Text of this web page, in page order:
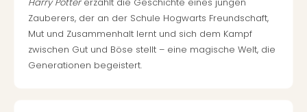
Zauberers, der an der Schule Hogwarts Freundschaft,
Mut und Zusammenhalt lernt und sich dem Kampf
zwischen Gut und Böse stellt – eine magische Welt, die
Generationen begeistert.